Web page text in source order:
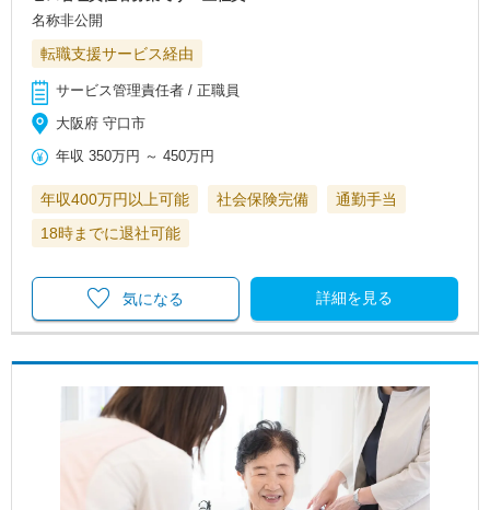
名称非公開
転職支援サービス経由
サービス管理責任者 / 正職員
大阪府 守口市
年収 350万円 ～450万円
年収400万円以上可能 社会保険完備
通勤手当
18時までに退社可能
詳細を見る
気になる